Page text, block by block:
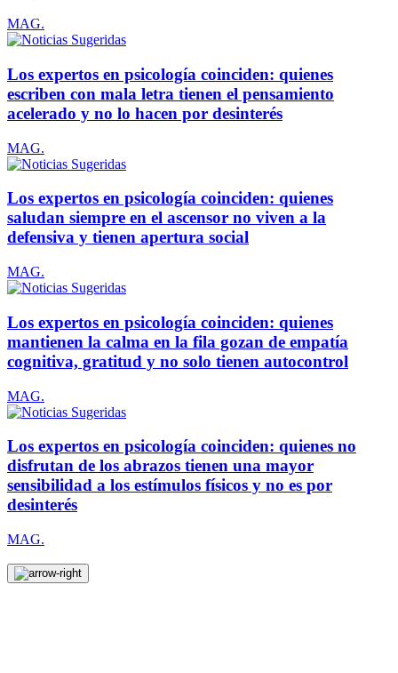
MAG.
Los expertos en psicología coinciden: quienes
escriben con mala letra tienen el pensamiento
acelerado y no lo hacen por desinterés
MAG.
Los expertos en psicología coinciden: quienes
saludan siempre en el ascensor no viven a la
defensiva y tienen apertura social
MAG.
Los expertos en psicología coinciden: quienes
mantienen la calma en la fila gozan de empatía
cognitiva, gratitud y no solo tienen autocontrol
MAG.
Los expertos en psicología coinciden: quienes no
disfrutan de los abrazos tienen una mayor
sensibilidad a los estímulos físicos y no es por
desinterés
MAG.